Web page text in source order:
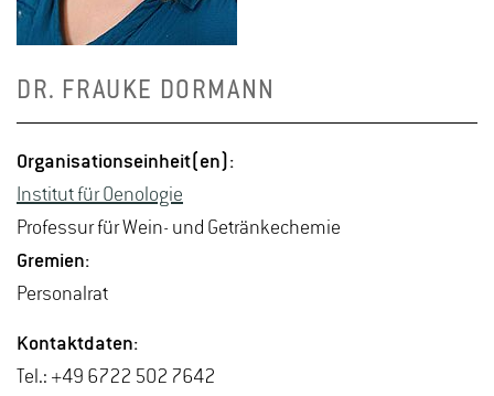
DR. FRAU­KE DOR­MANN
Or­ga­ni­sa­ti­ons­ein­heit(en):
In­sti­tut für Oe­no­lo­gie
Pro­fes­sur für Wein- und Ge­tränke­che­mie
Gre­mi­en:
Per­so­nal­rat
Kon­takt­da­ten:
Tel.: +49 6722 502 7642